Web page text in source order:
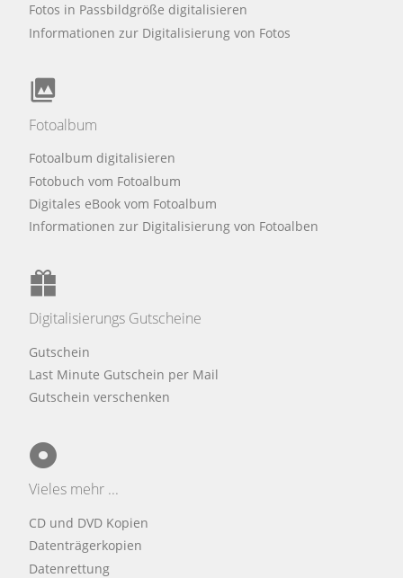
Fotos in Passbildgröße digitalisieren
Informationen zur Digitalisierung von Fotos
Fotoalbum
Fotoalbum digitalisieren
Fotobuch vom Fotoalbum
Digitales eBook vom Fotoalbum
Informationen zur Digitalisierung von Fotoalben
Digitalisierungs Gutscheine
Gutschein
Last Minute Gutschein per Mail
Gutschein verschenken
Vieles mehr ...
CD und DVD Kopien
Datenträgerkopien
Datenrettung